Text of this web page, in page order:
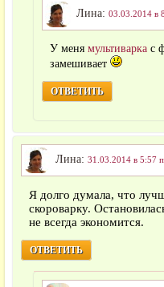
Лина: 03.03.2014 в
У меня мультиварка с
замешивает
ОТВЕТИТЬ
Лина: 31.03.2014 в 5:57
Я долго думала, что
скороварку.
не всегда экономится.
ОТВЕТИТЬ